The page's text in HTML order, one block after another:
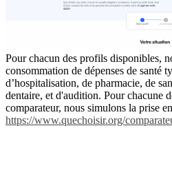
Pour chacun des profils disponibles,
consommation de dépenses de santé
d’hospitalisation, de pharmacie, de
dentaire, et d'audition. Pour chacune
comparateur, nous simulons la prise
https://www.quechoisir.org/